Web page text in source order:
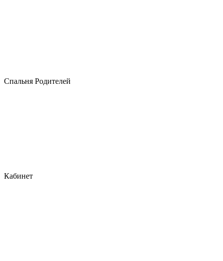
Спальня Родителей
Кабинет